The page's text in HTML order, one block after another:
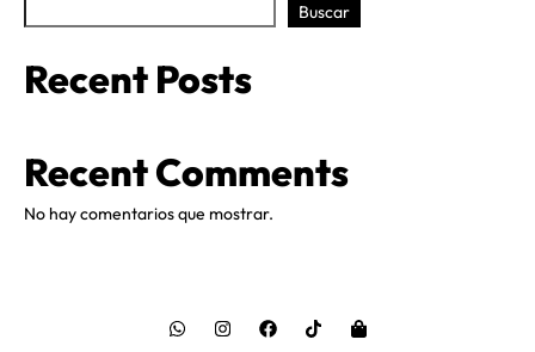
Buscar
Recent Posts
Recent Comments
No hay comentarios que mostrar.